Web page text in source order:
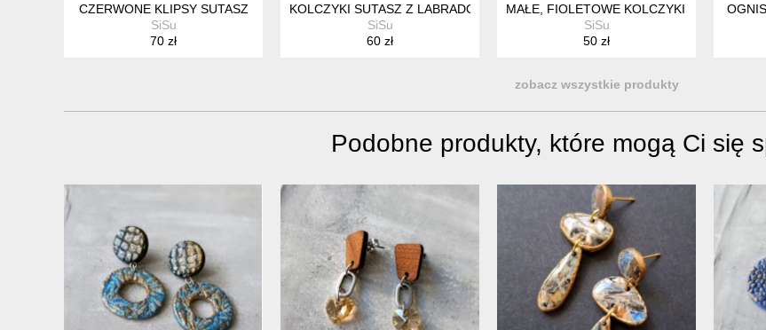
CZERWONE KLIPSY SUTASZ
SiSu
70 zł
KOLCZYKI SUTASZ Z LABRADORYTAMI
SiSu
60 zł
MAŁE, FIOLETOWE KOLCZYKI SUTASZ
SiSu
50 zł
zobacz wszystkie produkty
Podobne produkty, które mogą Ci się